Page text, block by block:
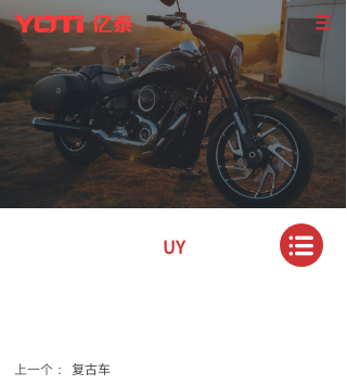
UY
上一个：
复古车